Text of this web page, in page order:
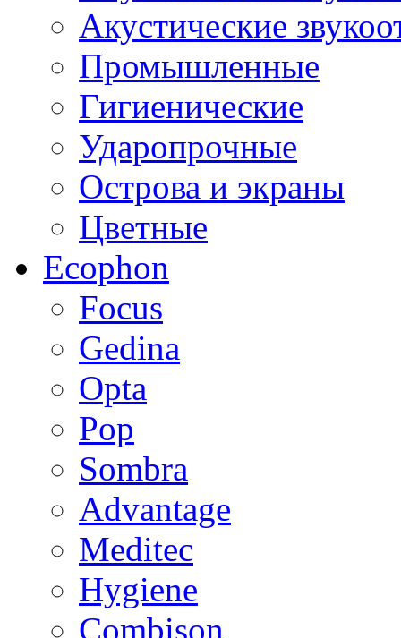
Акустические
Промышленные
Гигиенические
Ударопрочные
Острова и экраны
Цветные
Ecophon
Focus
Gedina
Opta
Pop
Sombra
Advantage
Meditec
Hygiene
Combison